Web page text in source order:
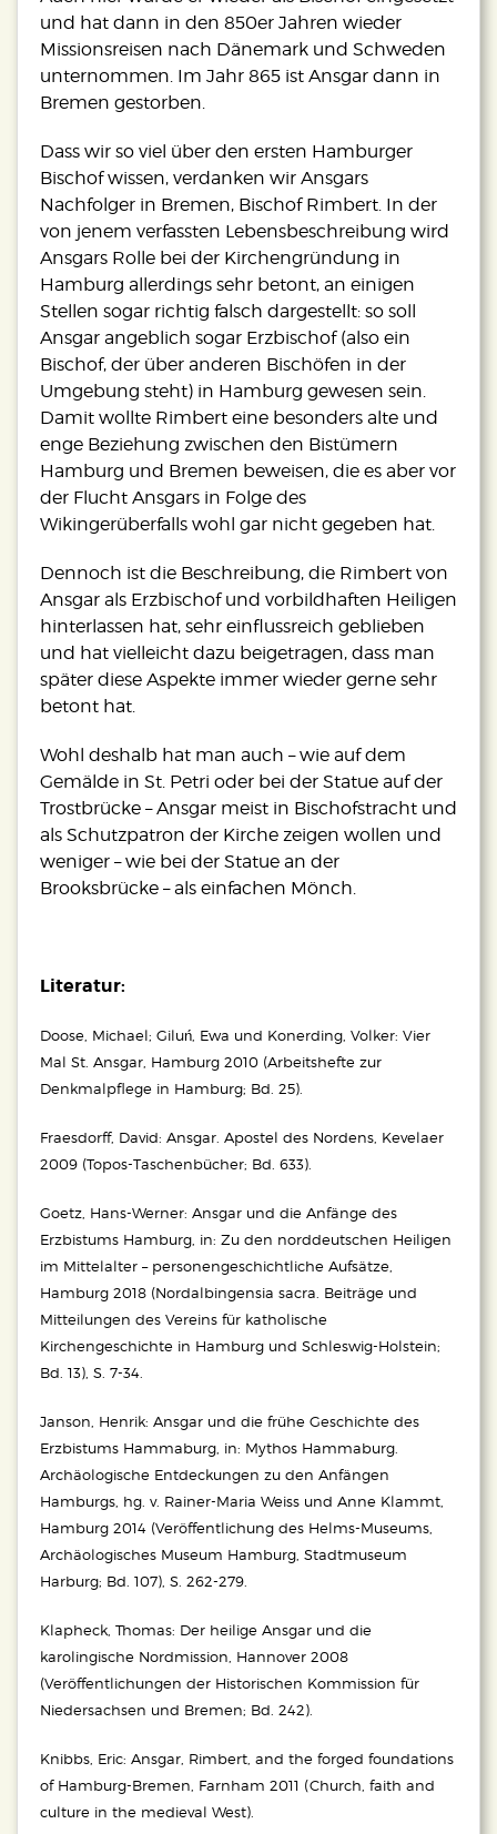
und hat dann in den 850er Jahren wieder
Missionsreisen nach Dänemark und Schweden
unternommen. Im Jahr 865 ist Ansgar dann in
Bremen gestorben.
Dass wir so viel über den ersten Hamburger
Bischof wissen, verdanken wir Ansgars
Nachfolger in Bremen, Bischof Rimbert. In der
von jenem verfassten Lebensbeschreibung wird
Ansgars Rolle bei der Kirchengründung in
Hamburg allerdings sehr betont, an einigen
Stellen sogar richtig falsch dargestellt: so soll
Ansgar angeblich sogar Erzbischof (also ein
Bischof, der über anderen Bischöfen in der
Umgebung steht) in Hamburg gewesen sein.
Damit wollte Rimbert eine besonders alte und
enge Beziehung zwischen den Bistümern
Hamburg und Bremen beweisen, die es aber vor
der Flucht Ansgars in Folge des
Wikingerüberfalls wohl gar nicht gegeben hat.
Dennoch ist die Beschreibung, die Rimbert von
Ansgar als Erzbischof und vorbildhaften Heiligen
hinterlassen hat, sehr einflussreich geblieben
und hat vielleicht dazu beigetragen, dass man
später diese Aspekte immer wieder gerne sehr
betont hat.
Wohl deshalb hat man auch – wie auf dem
Gemälde in St. Petri oder bei der Statue auf der
Trostbrücke – Ansgar meist in Bischofstracht und
als Schutzpatron der Kirche zeigen wollen und
weniger – wie bei der Statue an der
Brooksbrücke – als einfachen Mönch.
Literatur:
Doose, Michael; Giluń, Ewa und Konerding, Volker: Vier
Mal St. Ansgar, Hamburg 2010 (Arbeitshefte zur
Denkmalpflege in Hamburg; Bd. 25).
Fraesdorff, David: Ansgar. Apostel des Nordens, Kevelaer
2009 (Topos-Taschenbücher; Bd. 633).
Goetz, Hans-Werner: Ansgar und die Anfänge des
Erzbistums Hamburg, in: Zu den norddeutschen Heiligen
im Mittelalter – personengeschichtliche Aufsätze,
Hamburg 2018 (Nordalbingensia sacra. Beiträge und
Mitteilungen des Vereins für katholische
Kirchengeschichte in Hamburg und Schleswig-Holstein;
Bd. 13), S. 7-34.
Janson, Henrik: Ansgar und die frühe Geschichte des
Erzbistums Hammaburg, in: Mythos Hammaburg.
Archäologische Entdeckungen zu den Anfängen
Hamburgs, hg. v. Rainer-Maria Weiss und Anne Klammt,
Hamburg 2014 (Veröffentlichung des Helms-Museums,
Archäologisches Museum Hamburg, Stadtmuseum
Harburg; Bd. 107), S. 262-279.
Klapheck, Thomas: Der heilige Ansgar und die
karolingische Nordmission, Hannover 2008
(Veröffentlichungen der Historischen Kommission für
Niedersachsen und Bremen; Bd. 242).
Knibbs, Eric: Ansgar, Rimbert, and the forged foundations
of Hamburg-Bremen, Farnham 2011 (Church, faith and
culture in the medieval West).